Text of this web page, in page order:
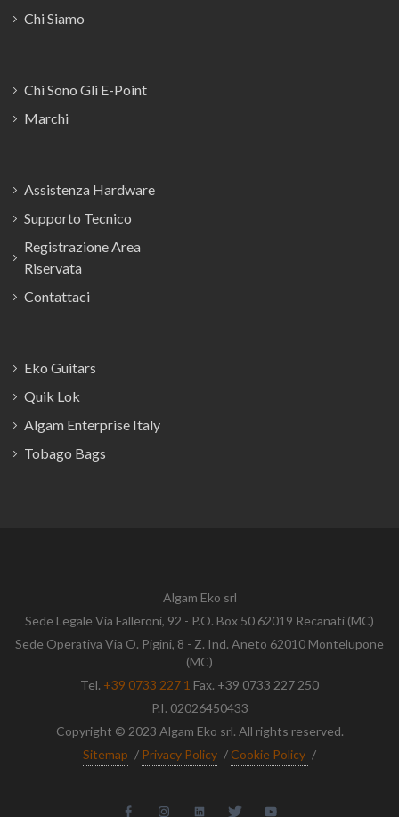
Chi Siamo
Chi Sono Gli E-Point
Marchi
Assistenza Hardware
Supporto Tecnico
Registrazione Area
Riservata
Contattaci
Eko Guitars
Quik Lok
Algam Enterprise Italy
Tobago Bags
Algam Eko srl
Sede Legale Via Falleroni, 92 - P.O. Box 50 62019 Recanati (MC)
Sede Operativa Via O. Pigini, 8 - Z. Ind. Aneto 62010 Montelupone
(MC)
Tel. +39 0733 227 1 Fax. +39 0733 227 250
P.I. 02026450433
Copyright © 2023 Algam Eko srl. All rights reserved.
Sitemap / Privacy Policy / Cookie Policy /